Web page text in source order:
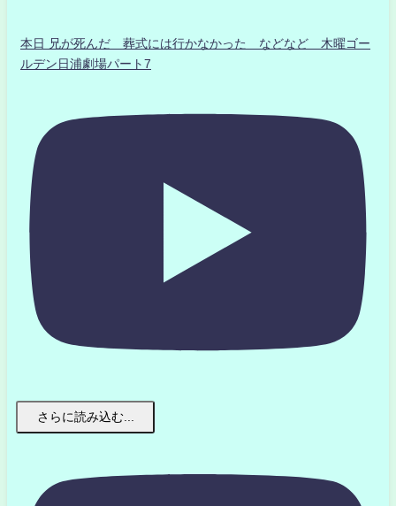
本日 兄が死んだ 葬式には行かなかった などなど 木曜ゴー
ルデン日浦劇場パート7
さらに読み込む...